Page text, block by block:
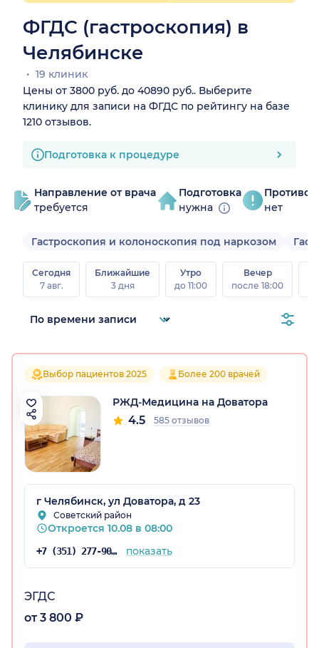
ФГДС (гастроскопия) в
Челябинске
19 клиник
Цены от 3800 руб. до 40890 руб.. Выберите
клинику для записи на ФГДС по рейтингу на базе
1210 отзывов.
Подготовка к процедуре
Направление от врача
требуется
Подготовка
нужна
нет
Гастроскопия и колоноскопия под наркозом
Сегодня
7 авг.
Ближайшие
3 дня
Утро
до 11:00
Вечер
после 18:00
Выбор пациентов 2025 Более 200 врачей
РЖД-Медицина на Доватора
4.5 585 отзывов
г Челябинск, ул Доватора, д 23
Советский район
Откроется 10.08 в 08:00
+7 (351) 277-90-54 показать
ЭГДС
от 3 800 ₽